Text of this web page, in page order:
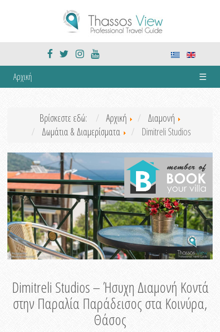
Αρχική ☰
Βρίσκεστε εδώ: Αρχική
Διαμονή
Δωμάτια & Διαμερίσματα
Dimitreli Studios
Dimitreli Studios – Ήσυχη Διαμονή Κοντά
στην Παραλία Παράδεισος στα Κοινύρα,
Θάσος